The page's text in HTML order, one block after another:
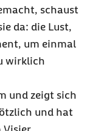
schaust
da: die Lust,
um einmal
wirklich
und zeigt sich
und hat